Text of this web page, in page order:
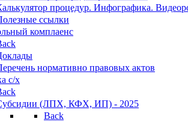
процедур. Инфографика.
ссылки
комплаенс
нормативно правовых актов
с/х
(ЛПХ, КФХ, ИП) - 2025
Back